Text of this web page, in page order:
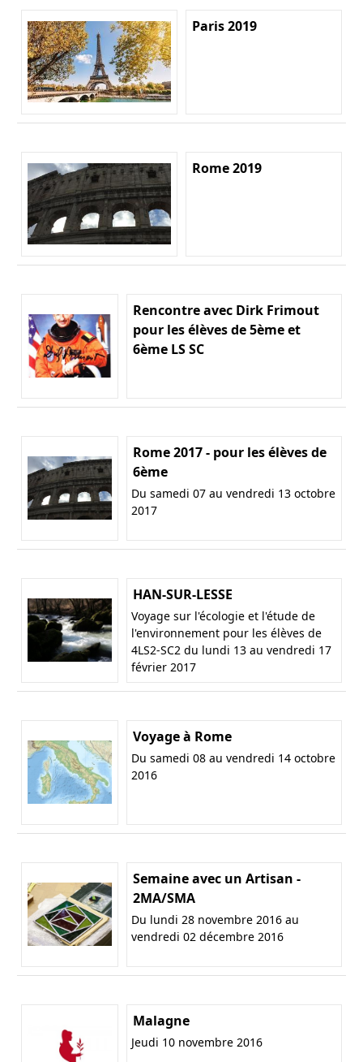
Paris 2019
Rome 2019
Rencontre avec Dirk Frimout
pour les élèves de 5ème et
6ème LS SC
Rome 2017 - pour les élèves de
6ème
Du samedi 07 au vendredi 13 octobre
2017
HAN-SUR-LESSE
Voyage sur l'écologie et l'étude de
l'environnement pour les élèves de
4LS2-SC2 du lundi 13 au vendredi 17
février 2017
Voyage à Rome
Du samedi 08 au vendredi 14 octobre
2016
Semaine avec un Artisan -
2MA/SMA
Du lundi 28 novembre 2016 au
vendredi 02 décembre 2016
Malagne
Jeudi 10 novembre 2016